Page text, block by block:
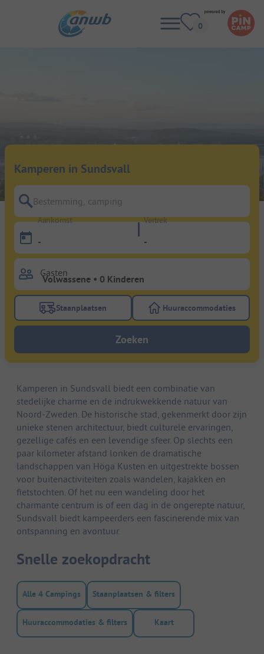
Kamperen in Sundsvall
Bestemming, camping
Aankomst
-
Vertrek
-
Gasten
Gebruik de filterknop staanplaatsen om te zoeken
Staanplaatsen Gebruik de
Huuraccommodaties
Zoeken
Kamperen in Sundsvall biedt een combinatie van
stedelijke charme en de indrukwekkende natuur van
Noord-Zweden. De historische stad, gekenmerkt door zijn
unieke stenen architectuur, biedt culturele ervaringen,
gezellige cafés en een levendige sfeer. Op slechts een
paar kilometer afstand lonken de dramatische
landschappen van Höga Kusten en uitgestrekte bossen
voor buitenactiviteiten zoals wandelen, kajakken en
fietstochten. Of het nu een wandeling door het
charmante centrum is of een dag in de ongerepte natuur,
Sundsvall biedt kampeerders een fascinerende mix van
ontspanning en avontuur.
Snelle zoekopdracht
Alle 4 Campings Staanplaatsen & filters
Huuraccommodaties & filters Kaart